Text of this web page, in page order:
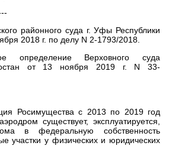
районного суда г. Уфы Республики
2018 г. по делу N 2-1793/2018.
определение Верховного суда
от 13 ноября 2019 г. N 33-
Росимущества с 2013 по 2019 год
существует, эксплуатируется,
в федеральную собственность
участки у физических и юридических